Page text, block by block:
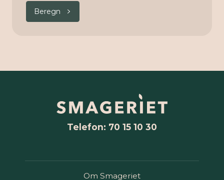
Beregn
Telefon: 70 15 10 30
Om Smageriet